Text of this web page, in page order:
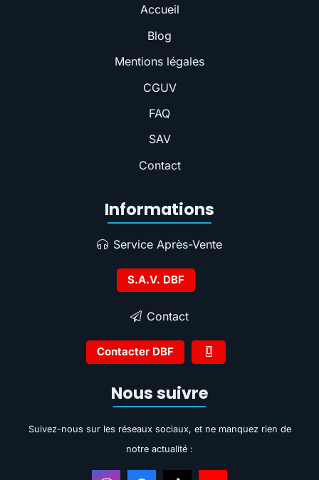
Accueil
Blog
Mentions légales
CGUV
FAQ
SAV
Contact
Informations
Service Après-Vente
S.A.V. DBF
Contact
Contacter DBF
Nous suivre
Suivez-nous sur les réseaux sociaux, et ne manquez rien de
notre actualité :